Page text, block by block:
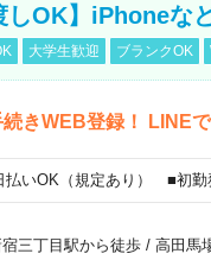
しOK】iPhoneな
大学生歓迎 ブランクOK
きWEB登録！ LINE
いOK（規定あり） ■初
宿三丁目駅から徒歩/ 高田馬